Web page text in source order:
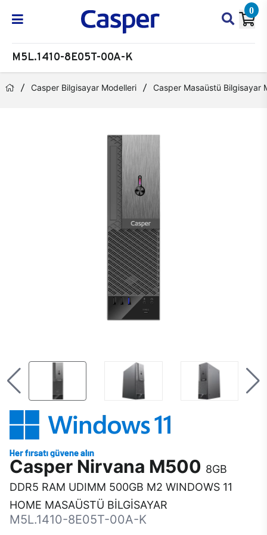
0
M5L.1410-8E05T-00A-K
Casper Bilgisayar Modelleri Casper Masaüstü Bilgisayar
Casper Nirvana M500 8GB
DDR5 RAM UDIMM 500GB M2 WINDOWS 11
HOME MASAÜSTÜ BİLGİSAYAR
M5L.1410-8E05T-00A-K